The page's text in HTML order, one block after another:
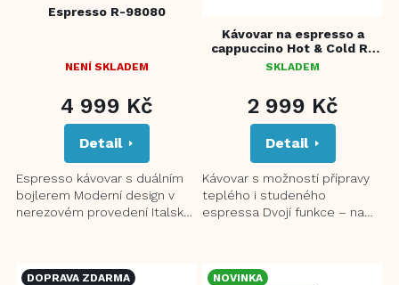
Espresso R-98080
NENÍ SKLADEM
4 999 Kč
Detail
Espresso kávovar s duálním
bojlerem Moderní design v
nerezovém provedení Italské
Kávovar na espresso a
cappuccino Hot & Cold R-
98082 Barista Dual
PRŮMĚRNÉ
PRODUKTU
5
HVĚZDIČEK.
SKLADEM
2 999 Kč
Detail
Kávovar s možností přípravy
teplého i studeného
espressa Dvojí funkce – na
DOPRAVA ZDARMA
NOVINKA